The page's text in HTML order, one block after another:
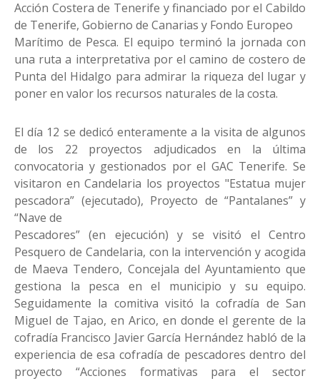
Acción Costera de Tenerife y financiado por el Cabildo
de Tenerife, Gobierno de Canarias y Fondo Europeo
Marítimo de Pesca. El equipo terminó la jornada con
una ruta a interpretativa por el camino de costero de
Punta del Hidalgo para admirar la riqueza del lugar y
poner en valor los recursos naturales de la costa.
El día 12 se dedicó enteramente a la visita de algunos
de los 22 proyectos adjudicados en la última
convocatoria y gestionados por el GAC Tenerife. Se
visitaron en Candelaria los proyectos "Estatua mujer
pescadora” (ejecutado), Proyecto de “Pantalanes” y
“Nave de
Pescadores” (en ejecución) y se visitó el Centro
Pesquero de Candelaria, con la intervención y acogida
de Maeva Tendero, Concejala del Ayuntamiento que
gestiona la pesca en el municipio y su equipo.
Seguidamente la comitiva visitó la cofradía de San
Miguel de Tajao, en Arico, en donde el gerente de la
cofradía Francisco Javier García Hernández habló de la
experiencia de esa cofradía de pescadores dentro del
proyecto “Acciones formativas para el sector